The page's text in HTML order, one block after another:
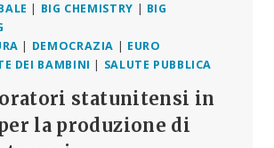
| BIG CHEMISTRY | BIG
| DEMOCRAZIA | EURO
DEI BAMBINI | SALUTE PUBBLICA
statunitensi in
la produzione di